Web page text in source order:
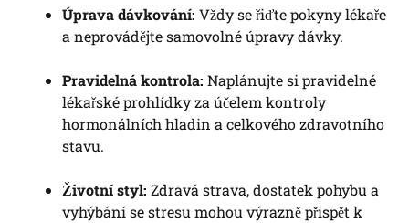
Úprava dávkování: Vždy se řiďte pokyny lékaře
a neprovádějte samovolné úpravy dávky.
Pravidelná kontrola: Naplánujte si pravidelné
lékařské prohlídky za účelem kontroly
hormonálních hladin a celkového zdravotního
stavu.
Životní styl: Zdravá strava, dostatek pohybu a
vyhýbání se stresu mohou výrazně přispět k